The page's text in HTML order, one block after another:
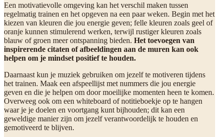
Een motivatievolle omgeving kan het verschil maken tussen
regelmatig trainen en het opgeven na een paar weken. Begin met het
kiezen van kleuren die jou energie geven; felle kleuren zoals geel of
oranje kunnen stimulerend werken, terwijl rustiger kleuren zoals
blauw of groen meer ontspanning bieden. Het toevoegen van
inspirerende citaten of afbeeldingen aan de muren kan ook
helpen om je mindset positief te houden.
Daarnaast kun je muziek gebruiken om jezelf te motiveren tijdens
het trainen. Maak een afspeellijst met nummers die jou energie
geven en die je helpen om door moeilijke momenten heen te komen.
Overweeg ook om een whiteboard of notitieboekje op te hangen
waar je je doelen en voortgang kunt bijhouden; dit kan een
geweldige manier zijn om jezelf verantwoordelijk te houden en
gemotiveerd te blijven.